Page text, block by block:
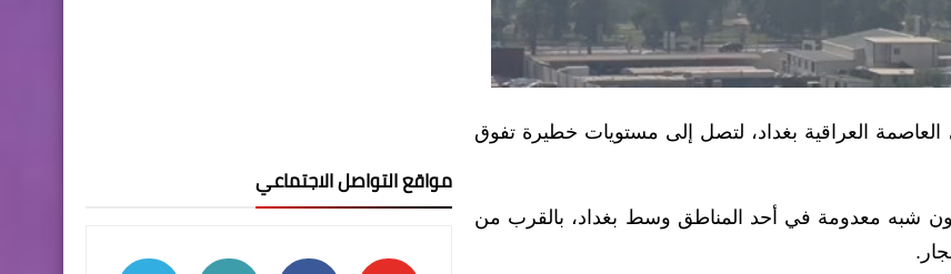
العراقية بغداد، لتصل إلى مستويات خطيرة تفوق
شبه معدومة في أحد المناطق وسط بغداد، بالقرب من
مواقع التواصل الاجتماعي